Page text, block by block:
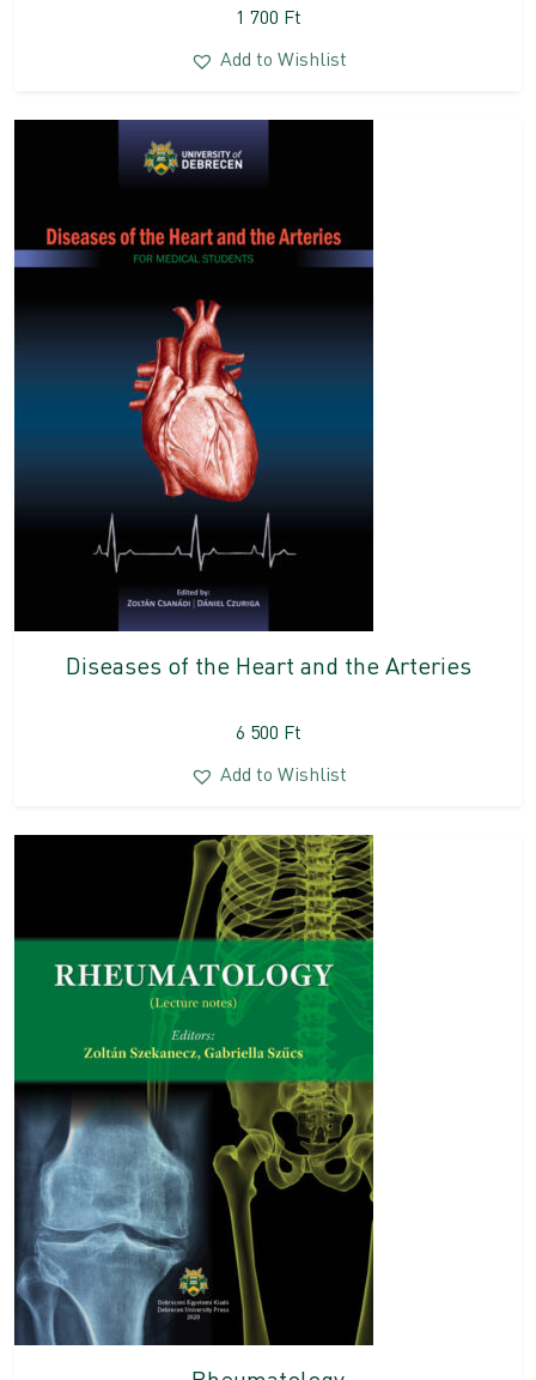
1 700 Ft
Add to Wishlist
Diseases of the Heart and the Arteries
6 500 Ft
Add to Wishlist